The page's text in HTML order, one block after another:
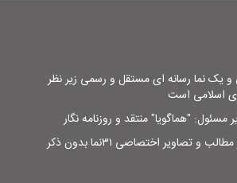
یک نما رسانه ای مستقل و رسمی زیر نظر
اسلامی است
"هماگویا" منتقد و روزنامه نگار
استفاده از هریک از مطالب و تصاویر اختصاصی ۳۱نما بدون ذکر